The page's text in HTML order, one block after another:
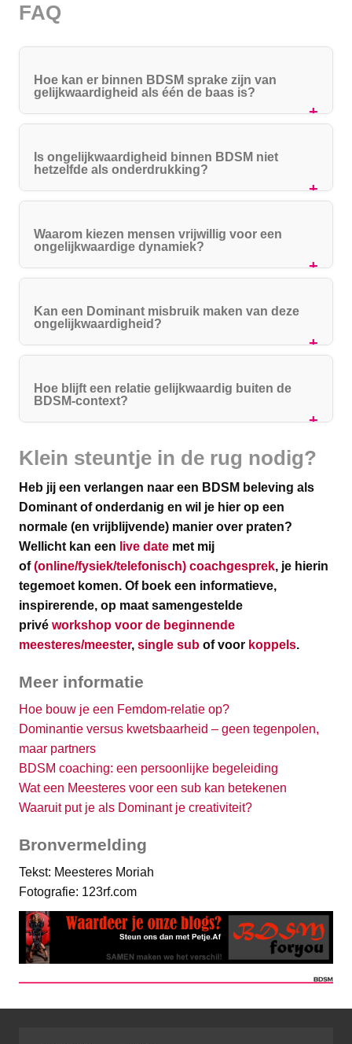
FAQ
Hoe kan er binnen BDSM sprake zijn van
gelijkwaardigheid als één de baas is?
Is ongelijkwaardigheid binnen BDSM niet
hetzelfde als onderdrukking?
Waarom kiezen mensen vrijwillig voor een
ongelijkwaardige dynamiek?
Kan een Dominant misbruik maken van deze
ongelijkwaardigheid?
Hoe blijft een relatie gelijkwaardig buiten de
BDSM-context?
Klein steuntje in de rug nodig?
Heb jij een verlangen naar een BDSM beleving als
Dominant of onderdanig en wil je hier op een
normale (en vrijblijvende) manier over praten?
Wellicht kan een live date met mij
of(online/fysiek/telefonisch) coachgesprek, je hierin
tegemoet komen. Of boek een informatieve,
inspirerende, op maat samengestelde
privé workshop voor de beginnende
meesteres/meester, single sub of voor koppels.
Meer informatie
Hoe bouw je een Femdom-relatie op?
Dominantie versus kwetsbaarheid – geen tegenpolen,
maar partners
BDSM coaching: een persoonlijke begeleiding
Wat een Meesteres voor een sub kan betekenen
Waaruit put je als Dominant je creativiteit?
Bronvermelding
Tekst: Meesteres Moriah
Fotografie: 123rf.com